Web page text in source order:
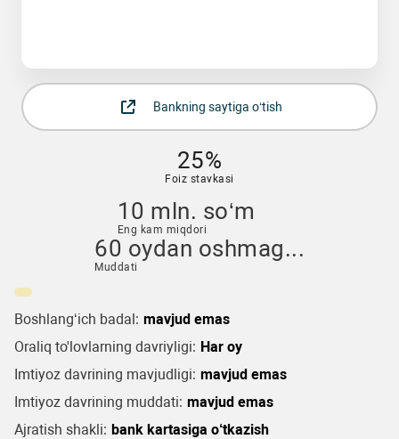
Bankning saytiga o‘tish
25%
Foiz stavkasi
10 mln. so‘m
Eng kam miqdori
60 oydan oshmag...
Muddati
Boshlang‘ich badal: mavjud emas
Oraliq to'lovlarning davriyligi: Har oy
Imtiyoz davrining mavjudligi: mavjud emas
Imtiyoz davrining muddati: mavjud emas
Ajratish shakli: bank kartasiga o‘tkazish